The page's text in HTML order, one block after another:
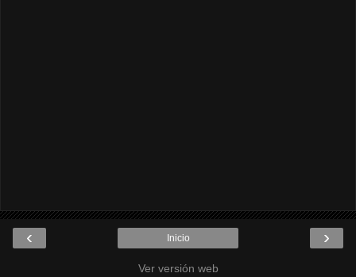
‹ ›
Inicio
Ver versión web